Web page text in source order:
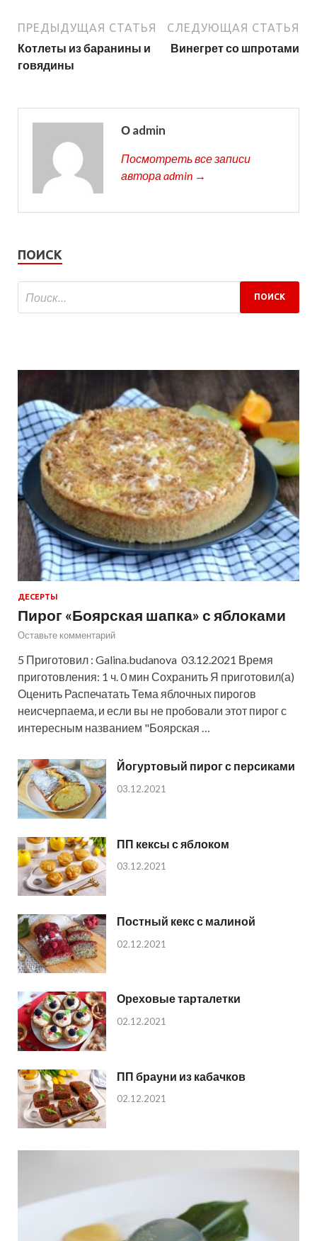
ПРЕДЫДУЩАЯ СТАТЬЯ
Котлеты из баранины и
говядины
СЛЕДУЮЩАЯ СТАТЬЯ
Винегрет со шпротами
О admin
Посмотреть все записи
автора admin →
ПОИСК
ДЕСЕРТЫ
Пирог «Боярская шапка» с яблоками
Оставьте комментарий
5 Приготовил : Galina.budanova 03.12.2021 Время
приготовления: 1 ч. 0 мин Сохранить Я приготовил(а)
Оценить Распечатать Тема яблочных пирогов
неисчерпаема, и если вы не пробовали этот пирог с
интересным названием "Боярская …
Йогуртовый пирог с персиками
03.12.2021
ПП кексы с яблоком
03.12.2021
Постный кекс с малиной
02.12.2021
Ореховые тарталетки
02.12.2021
ПП брауни из кабачков
02.12.2021